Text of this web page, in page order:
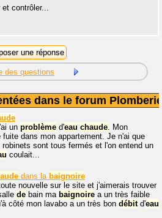
contrôler...
des questions
dans le forum Plomberie
un problème d'eau chaude . Mon
dans mon appartement. Je n'ai que
sont tous fermés et l'on entend un
coulait...
dans la baignoire
nouvelle sur le site et j'aimerais trouver
de bain ma baignoire a un très faible
côté mon lavabo a un très bon débit d'eau